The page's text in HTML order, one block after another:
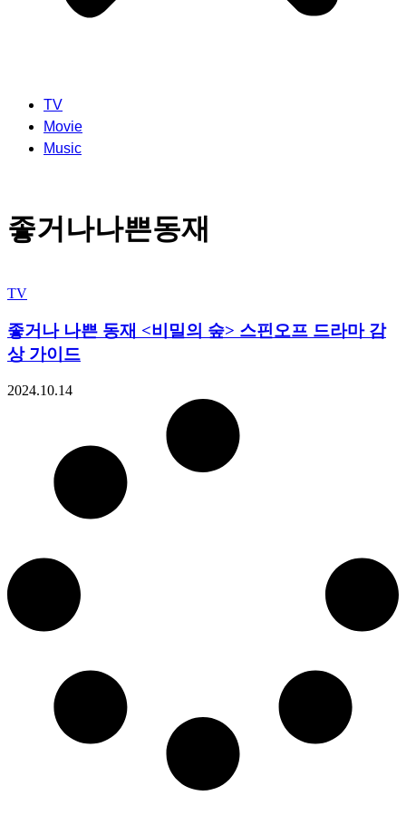
TV
Movie
Music
좋거나나쁜동재
TV
좋거나 나쁜 동재 <비밀의 숲> 스핀오프 드라마 감
상 가이드
2024.10.14